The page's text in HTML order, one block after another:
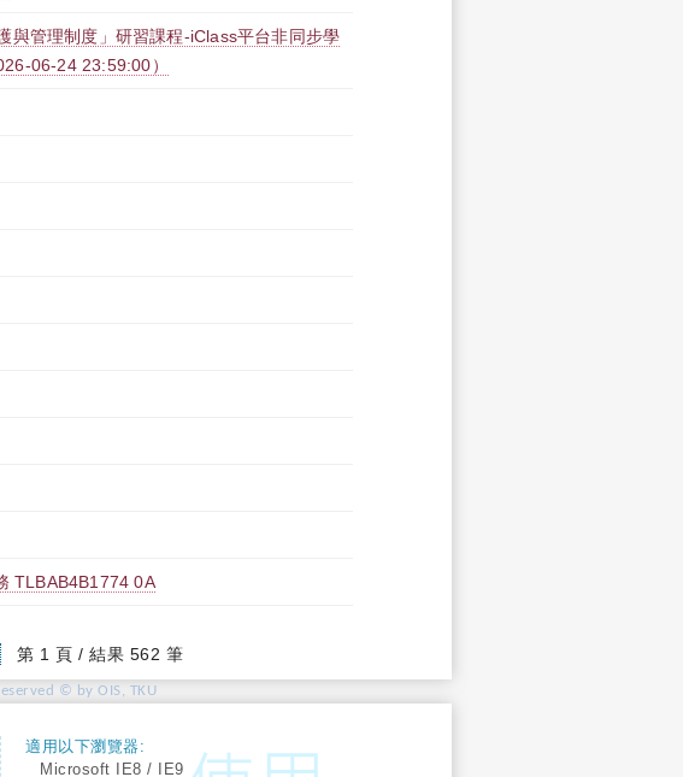
與管理制度」研習課程-iClass平台非同步學
06-24 23:59:00）
TLBAB4B1774 0A
第 1 頁 / 結果 562 筆
© by OIS, TKU
適用以下瀏覽器:
Microsoft IE8 / IE9